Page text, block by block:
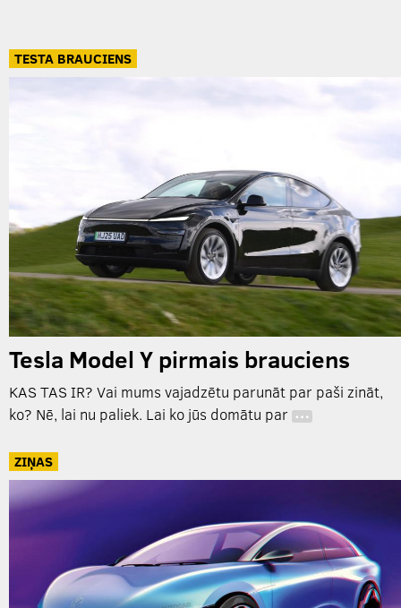
TESTA BRAUCIENS
Tesla Model Y pirmais brauciens
KAS TAS IR? Vai mums vajadzētu parunāt par paši zināt,
ko? Nē, lai nu paliek. Lai ko jūs domātu par …
ZIŅAS